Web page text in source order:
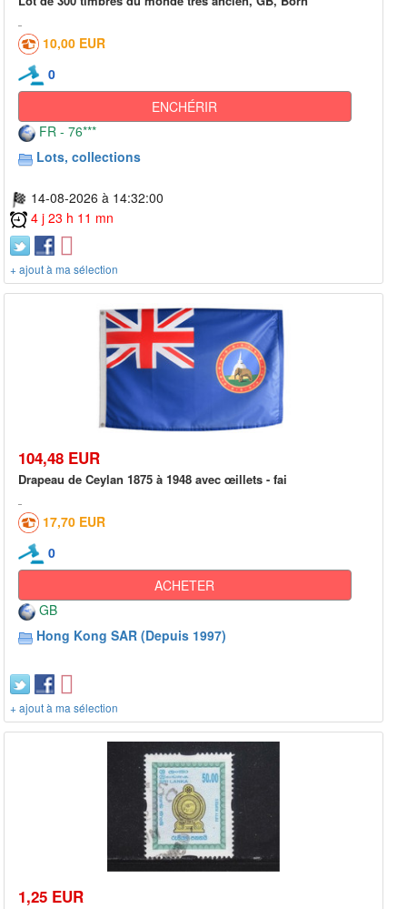
10,00 EUR
0
ENCHÉRIR
FR - 76***
Lots, collections
14-08-2026 à 14:32:00
4 j 23 h 11 mn
+ ajout à ma sélection
104,48 EUR
Drapeau de Ceylan 1875 à 1948 avec œillets - fai
17,70 EUR
0
ACHETER
GB
Hong Kong SAR (Depuis 1997)
+ ajout à ma sélection
1,25 EUR